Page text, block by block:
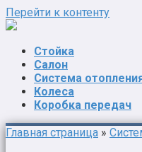
Перейти к контенту
Стойка
Салон
Система
Колеса
Коробка передач
Главная страница »